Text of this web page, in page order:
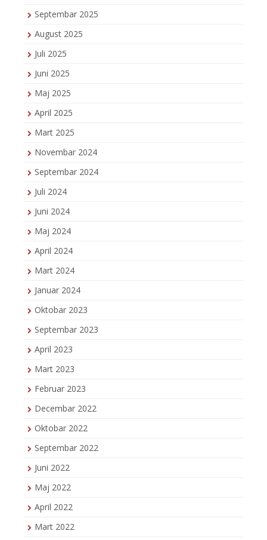
Septembar 2025
August 2025
Juli 2025
Juni 2025
Maj 2025
April 2025
Mart 2025
Novembar 2024
Septembar 2024
Juli 2024
Juni 2024
Maj 2024
April 2024
Mart 2024
Januar 2024
Oktobar 2023
Septembar 2023
April 2023
Mart 2023
Februar 2023
Decembar 2022
Oktobar 2022
Septembar 2022
Juni 2022
Maj 2022
April 2022
Mart 2022